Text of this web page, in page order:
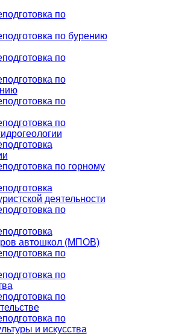
по
по бурению
по
по
по
по
по горному
деятельности
по
автошкол (МПОВ)
по
по
по
по
и искусства